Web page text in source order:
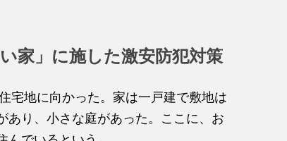
家」に施した激安防犯対策
宅地に向かった。家は一戸建で敷地は
あり、小さな庭があった。ここに、お